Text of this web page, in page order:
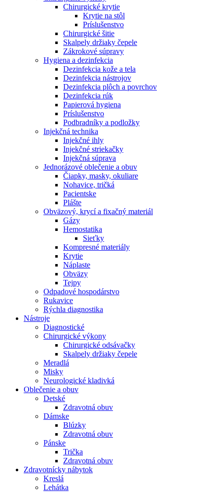
Chirurgické krytie
Krytie na stôl
Príslušenstvo
Chirurgické šitie
Skalpely držiaky čepele
Zákrokové súpravy
Hygiena a dezinfekcia
Dezinfekcia kože a tela
Dezinfekcia nástrojov
Dezinfekcia plôch a povrchov
Dezinfekcia rúk
Papierová hygiena
Príslušenstvo
Podbradníky a podložky
Injekčná technika
Injekčné ihly
Injekčné striekačky
Injekčná súprava
Jednorázové oblečenie a obuv
Čiapky, masky, okuliare
Nohavice, tričká
Pacientske
Plášte
Obväzový, krycí a fixačný materiál
Gázy
Hemostatika
Sieťky
Kompresné materiály
Krytie
Náplaste
Obväzy
Tejpy
Odpadové hospodárstvo
Rukavice
Rýchla diagnostika
Nástroje
Diagnostické
Chirurgické výkony
Chirurgické odsávačky
Skalpely držiaky čepele
Meradlá
Misky
Neurologické kladivká
Oblečenie a obuv
Detské
Zdravotná obuv
Dámske
Blúzky
Zdravotná obuv
Pánske
Trička
Zdravotná obuv
Zdravotnícky nábytok
Kreslá
Lehátka